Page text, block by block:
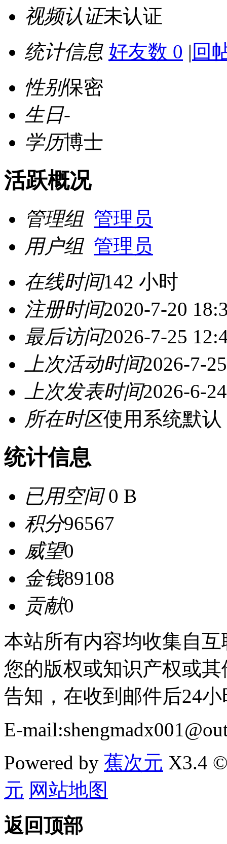
视频认证未认证
统计信息 好友数 0 | 回
性别保密
生日-
学历博士
活跃概况
管理组 管理员
用户组 管理员
在线时间142 小时
注册时间2020-7-20
最后访问2026-7-25
上次活动时间2026-7-
上次发表时间2026-6-
所在时区使用系统默认
统计信息
已用空间0 B
积分96567
威望0
金钱89108
贡献0
本站所有内容均收集自
您的版权或知识产权或
告知，在收到邮件后24
E-
Powered by 蕉次元 X3.4
元 网站地图
返回顶部